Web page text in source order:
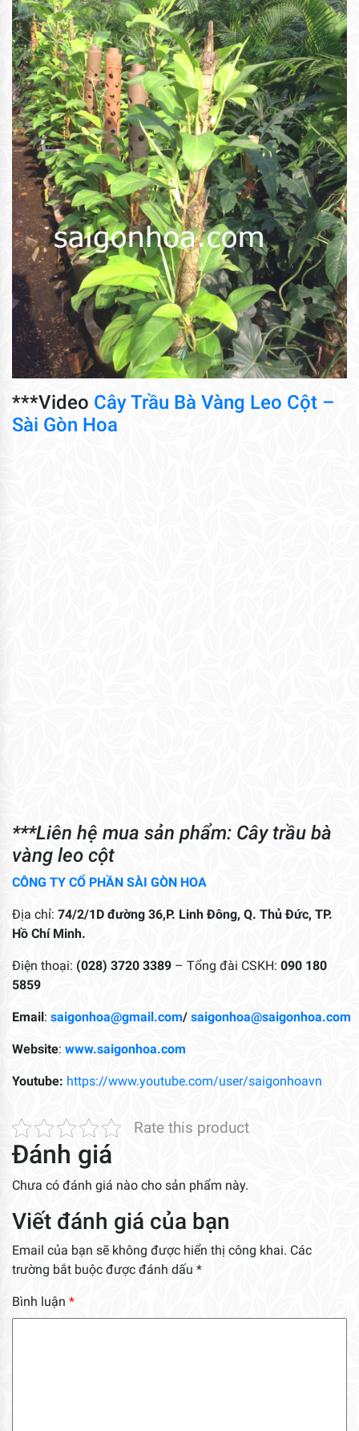
***Video Cây Trầu Bà Vàng Leo Cột –
Sài Gòn Hoa
***Liên hệ mua sản phẩm: Cây trầu bà
vàng leo cột
CÔNG TY CỔ PHẦN SÀI GÒN HOA
Địa chỉ: 74/2/1D đường 36,P. Linh Đông, Q. Thủ Đức, TP.
Hồ Chí Minh.
Điện thoại: (028) 3720 3389 – Tổng đài CSKH: 090 180
5859
Email: saigonhoa@gmail.com/ saigonhoa@saigonhoa.com
Website: www.saigonhoa.com
Youtube: https://www.youtube.com/user/saigonhoavn
Rate this product
Đánh giá
Chưa có đánh giá nào cho sản phẩm này.
Viết đánh giá của bạn
Email của bạn sẽ không được hiển thị công khai. Các
trường bắt buộc được đánh dấu *
Bình luận *